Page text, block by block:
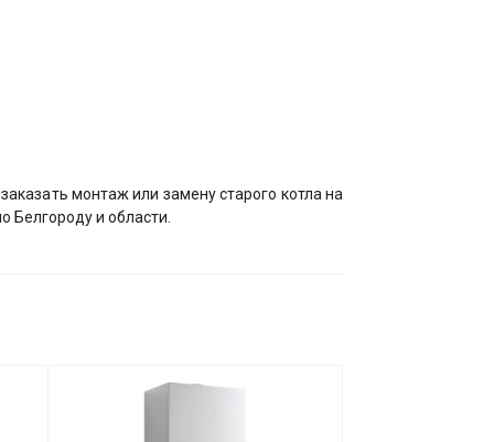
монтаж или замену старого котла на
Белгороду и области.